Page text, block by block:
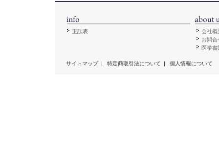
正誤表
会社概
お問合
医学
サイトマップ 特定商取引法について 個人情報について